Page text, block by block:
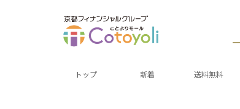
トップ 新着 送料無料